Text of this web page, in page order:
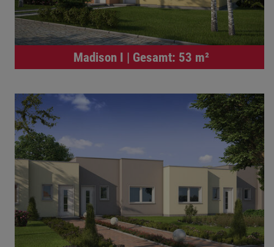
Madison I | Gesamt: 53 m²